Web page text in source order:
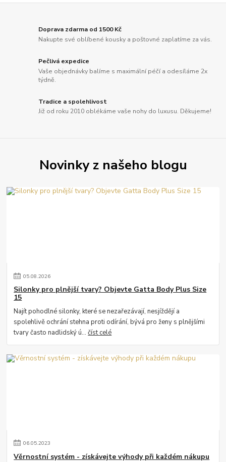
Doprava zdarma od 1500 Kč
Nakupte své oblíbené kousky a poštovné zaplatíme za vás.
Pečlivá expedice
Vaše objednávky balíme s maximální péčí a odesíláme 2x
týdně.
Tradice a spolehlivost
Již od roku 2010 oblékáme vaše nohy do luxusu. Děkujeme!
Novinky z našeho blogu
05.08.2026
Silonky pro plnější tvary? Objevte Gatta Body Plus Size
15
Najít pohodlné silonky, které se nezařezávají, nesjíždějí a
spolehlivě ochrání stehna proti odírání, bývá pro ženy s plnějšími
tvary často nadlidský ú...číst celé
06.05.2023
Věrnostní systém - získávejte výhody při každém nákupu